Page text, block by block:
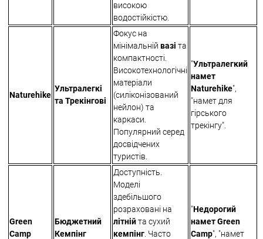
високою
водостійкістю.
Naturehike
Ультралегкі
та Трекінгові
Фокус на
мінімальній вазі та
компактності.
Високотехнологічні
матеріали
(силіконізований
нейлон) та
каркаси.
Популярний серед
досвідчених
туристів.
"Ультралегкий
намет
Naturehike",
"намет для
гірського
трекінгу".
Green
Camp
Бюджетний
Кемпінг
Доступність.
Моделі
здебільшого
розраховані на
літнійта сухий
кемпінг . Часто
"Недорогий
намет Green
Camp", "намет